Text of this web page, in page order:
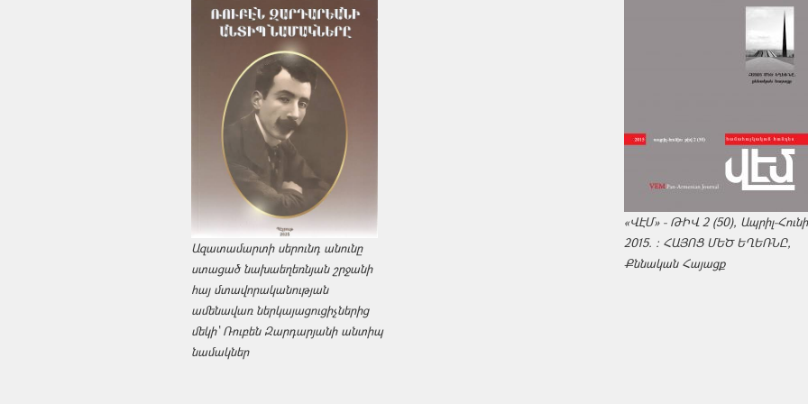
Ազատամարտի սերունդ անունը
ստացած նախաեղեռնյան շրջանի
հայ մտավորականության
ամենավառ ներկայացուցիչներից
մեկի՝ Ռուբեն Զարդարյանի անտիպ
նամակներ
«ՎԷՄ» - ԹԻՎ 2 (50), Ապրիլ-
2015. : ՀԱՅՈՑ ՄԵԾ ԵՂԵՌՆԸ,
Քննական Հայացք